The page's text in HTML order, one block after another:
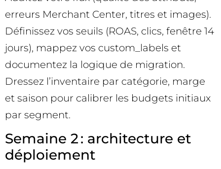
erreurs Merchant Center, titres et images).
Définissez vos seuils (ROAS, clics, fenêtre 14
jours), mappez vos custom_labels et
documentez la logique de migration.
Dressez l’inventaire par catégorie, marge
et saison pour calibrer les budgets initiaux
par segment.
Semaine 2 : architecture et
déploiement